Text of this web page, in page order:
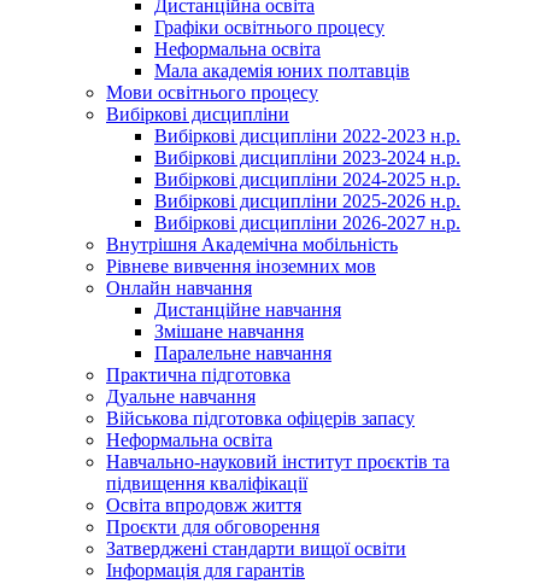
Дистанційна освіта
Графіки освітнього процесу
Неформальна освіта
Мала академія юних полтавців
Мови освітнього процесу
Вибіркові дисципліни
Вибіркові дисципліни 2022-2023 н.р.
Вибіркові дисципліни 2023-2024 н.р.
Вибіркові дисципліни 2024-2025 н.р.
Вибіркові дисципліни 2025-2026 н.р.
Вибіркові дисципліни 2026-2027 н.р.
Внутрішня Академічна мобільність
Рівневе вивчення іноземних мов
Онлайн навчання
Дистанційне навчання
Змішане навчання
Паралельне навчання
Практична підготовка
Дуальне навчання
Військова підготовка офіцерів запасу
Неформальна освіта
Навчально-науковий інститут проєктів та
підвищення кваліфікації
Освіта впродовж життя
Проєкти для обговорення
Затверджені стандарти вищої освіти
Інформація для гарантів